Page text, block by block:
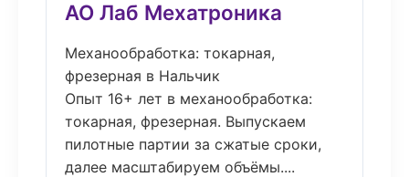
АО Лаб Мехатроника
Механообработка: токарная,
фрезерная в Нальчик
Опыт 16+ лет в механообработка:
токарная, фрезерная. Выпускаем
пилотные партии за сжатые сроки,
далее масштабируем объёмы....